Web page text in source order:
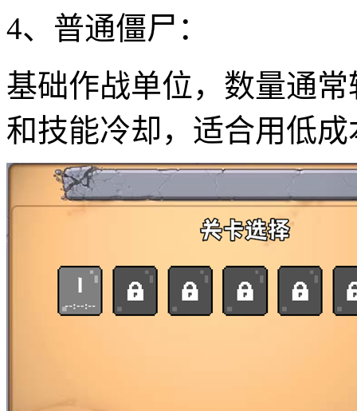
4、普通僵尸：
基础作战单位，数量通
和技能冷却，适合用低